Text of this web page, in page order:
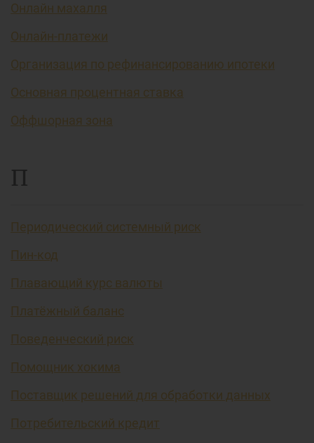
Онлайн махалля
Онлайн-платежи
Организация по рефинансированию ипотеки
Основная процентная ставка
Оффшорная зона
П
Периодический системный риск
Пин-код
Плавающий курс валюты
Платёжный баланс
Поведенческий риск
Помощник хокима
Поставщик решений для обработки данных
Потребительский кредит